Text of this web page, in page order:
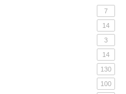
7
14
3
14
130
100